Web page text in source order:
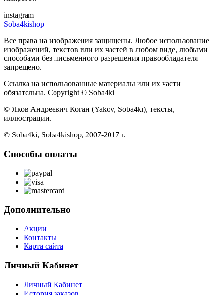
instagram
Soba4kishop
Все права на изображения защищены. Любое использование
изображений, текстов или их частей в любом виде, любыми
способами без письменного разрешения правообладателя
запрещено.
Ссылка на использованные материалы или их части
обязательна. Copyright © Soba4ki
© Яков Андреевич Коган (Yakov, Soba4ki), тексты,
иллюстрации.
© Soba4ki, Soba4kishop, 2007-2017 г.
Способы оплаты
Дополнительно
Акции
Контакты
Карта сайта
Личный Кабинет
Личный Кабинет
История заказов